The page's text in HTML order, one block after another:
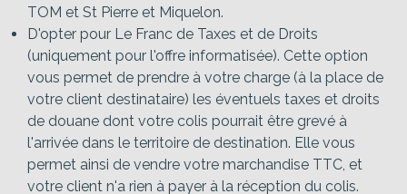
TOM et St Pierre et Miquelon.
D'opter pour Le Franc de Taxes et de Droits
(uniquement pour l'offre informatisée). Cette option
vous permet de prendre à votre charge (à la place de
votre client destinataire) les éventuels taxes et droits
de douane dont votre colis pourrait être grevé à
l'arrivée dans le territoire de destination. Elle vous
permet ainsi de vendre votre marchandise TTC, et
votre client n'a rien à payer à la réception du colis.